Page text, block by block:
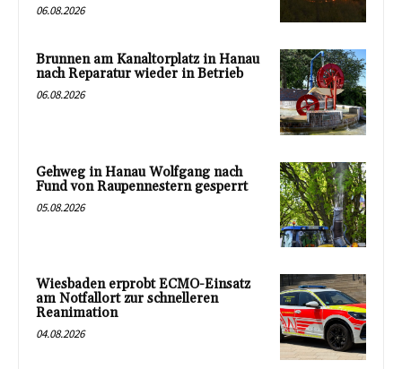
06.08.2026
Brunnen am Kanaltorplatz in Hanau
nach Reparatur wieder in Betrieb
06.08.2026
Gehweg in Hanau Wolfgang nach
Fund von Raupennestern gesperrt
05.08.2026
Wiesbaden erprobt ECMO-Einsatz
am Notfallort zur schnelleren
Reanimation
04.08.2026